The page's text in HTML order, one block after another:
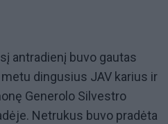
antradienį buvo gautas
dingusius JAV karius ir
Generolo Silvestro
Netrukus buvo pradėta